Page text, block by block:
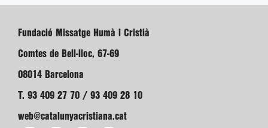
Fundació Missatge Humà i Cristià
Comtes de Bell-lloc, 67-69
08014 Barcelona
T. 93 409 27 70 / 93 409 28 10
web@catalunyacristiana.cat